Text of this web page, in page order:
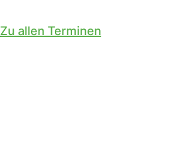
Zu allen Terminen